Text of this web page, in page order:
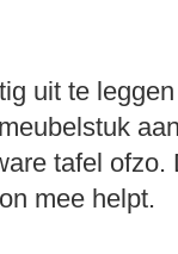
uit te
tafel
mee helpt.